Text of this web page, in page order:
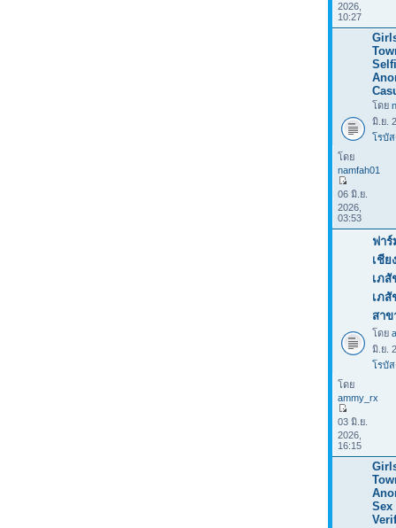
2026,
10:27
โดย
มิ.ย.
โรบั
โดย
namfah01
06 มิ.ย.
2026,
03:53
ฟา
เชีย
เภสั
เภสั
สาข
โดย
มิ.ย.
โรบั
โดย
ammy_rx
03 มิ.ย.
2026,
16:15
Sex